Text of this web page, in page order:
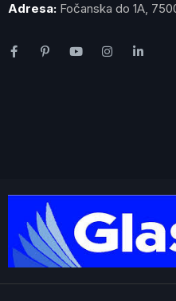
Adresa: Fočanska do 1A,